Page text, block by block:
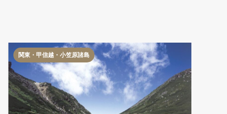
関東・甲信越・小笠原諸島